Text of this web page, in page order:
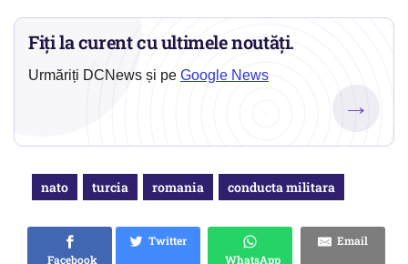
Fiți la curent cu ultimele noutăți.
Urmăriți DCNews și pe Google News
→
nato turcia romania conducta militara
Facebook
Twitter
WhatsApp
Email